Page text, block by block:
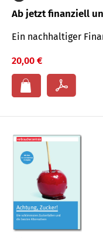
Ab jetzt finanziell
Ein nachhaltiger
20,00 €